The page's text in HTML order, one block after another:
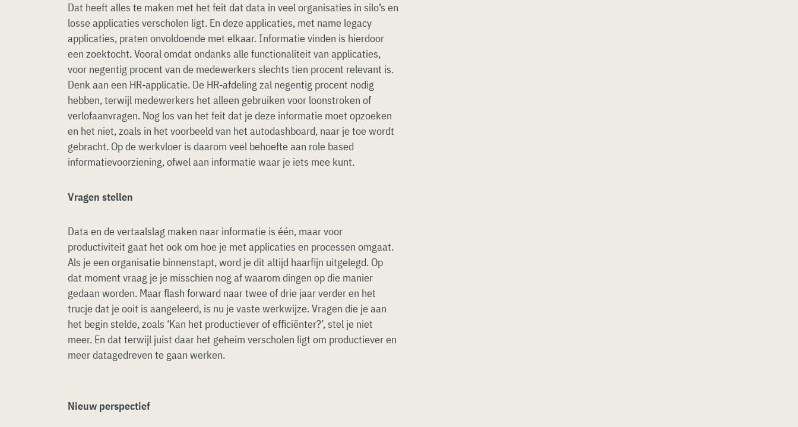
Dat heeft alles te maken met het feit dat data in veel organisaties in silo’s en
losse applicaties verscholen ligt. En deze applicaties, met name legacy
applicaties, praten onvoldoende met elkaar. Informatie vinden is hierdoor
een zoektocht. Vooral omdat ondanks alle functionaliteit van applicaties,
voor negentig procent van de medewerkers slechts tien procent relevant is.
Denk aan een HR-applicatie. De HR-afdeling zal negentig procent nodig
hebben, terwijl medewerkers het alleen gebruiken voor loonstroken of
verlofaanvragen. Nog los van het feit dat je deze informatie moet opzoeken
en het niet, zoals in het voorbeeld van het autodashboard, naar je toe wordt
gebracht. Op de werkvloer is daarom veel behoefte aan role based
informatievoorziening, ofwel aan informatie waar je iets mee kunt.
Vragen stellen
Data en de vertaalslag maken naar informatie is één, maar voor
productiviteit gaat het ook om hoe je met applicaties en processen omgaat.
Als je een organisatie binnenstapt, word je dit altijd haarfijn uitgelegd. Op
dat moment vraag je je misschien nog af waarom dingen op die manier
gedaan worden. Maar flash forward naar twee of drie jaar verder en het
trucje dat je ooit is aangeleerd, is nu je vaste werkwijze. Vragen die je aan
het begin stelde, zoals ‘Kan het productiever of efficiënter?’, stel je niet
meer. En dat terwijl juist daar het geheim verscholen ligt om productiever en
meer datagedreven te gaan werken.
Nieuw perspectief